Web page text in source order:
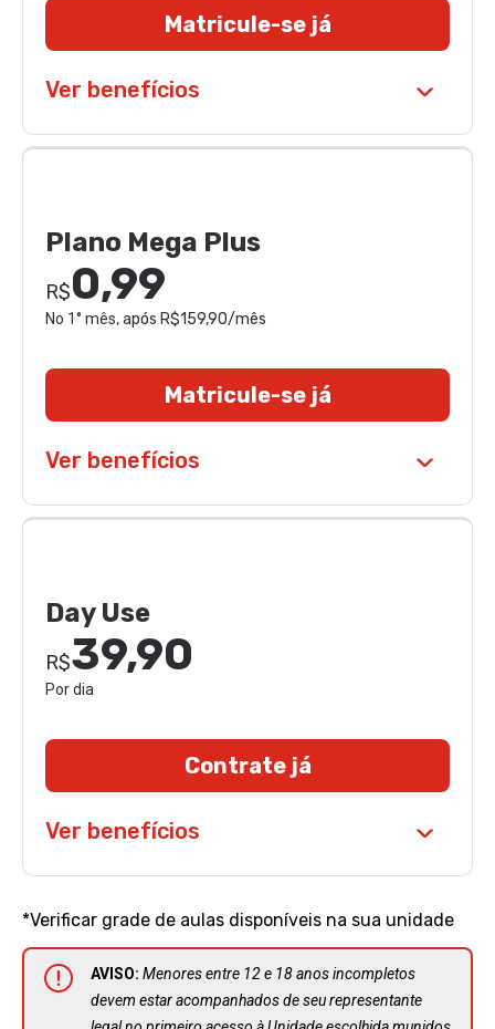
Matricule-se já
Ver benefícios
Plano Mega Plus
R$0,99
No 1° mês, após R$159,90/mês
Matricule-se já
Ver benefícios
Day Use
R$39,90
Por dia
Contrate já
Ver benefícios
*Verificar grade de aulas disponíveis na sua unidade
AVISO: Menores entre 12 e 18 anos incompletos
devem estar acompanhados de seu representante